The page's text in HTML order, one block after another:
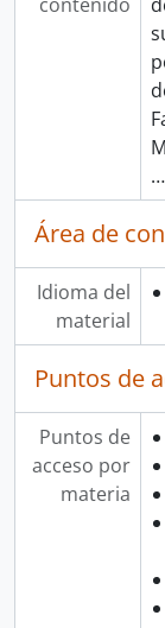
…
Área de
Idioma del
material
Puntos de
Puntos de
acceso por
materia